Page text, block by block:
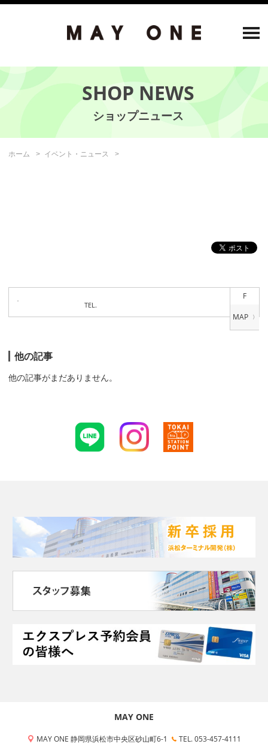
SHOP NEWS
ホーム イベント・ニュース
F
TEL.
他の記事
他の記事がまだありません。
MAY ONE
MAY ONE 静岡県浜松市中央区砂山町6-1
TEL. 053-457-4111